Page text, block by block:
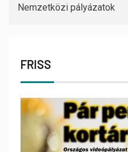
Nemzetközi pályázatok
FRISS